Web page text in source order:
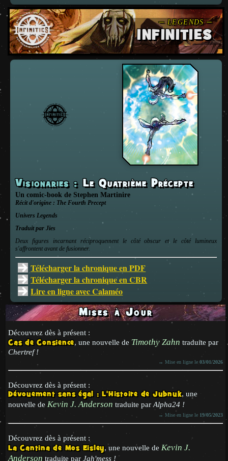
Mises à Jour
Découvrez dès à présent :
Cas de Consience, une nouvelle de Timothy Zahn traduite par
Chertref !
→ Mise en ligne le03/01/2026
Découvrez dès à présent :
Dévouement sans égal : L'Histoire de Jubnuk, une
nouvelle de Kevin J. Anderson traduite parAlpha24 !
→ Mise en ligne le 19/05/2023
Découvrez dès à présent :
La Cantina de Mos Eisley, une nouvelle de Kevin J.
Anderson traduite parJah'mess !
INFINITIES
Visionaries: Le Quatrième Précepte
Un comic-book de Stephen Martinire
Récit d'origine : The Fourth Precept
UniversLegends
Traduit par Jies
Deux figures incarnant réciproquement le côté obscur et le côté lumineux
s'affrontent avant de fusionner.
Télécharger la chronique en PDF
Télécharger la chronique en CBR
Lire en ligne avec Calaméo